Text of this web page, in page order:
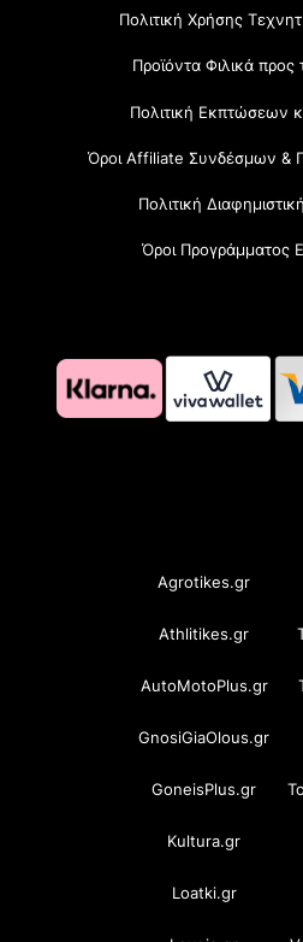
Πολιτική Χρήσης
Προϊόντα Φιλικά προς
Πολιτική Εκπτώσεων
Όροι Affiliate Συνδέσμων &
Πολιτική
Όροι Προγράμματος
Agrotikes.gr
Athlitikes.gr
AutoMotoPlus.gr
GnosiGiaOlous.gr
GoneisPlus.gr
Kultura.gr
Loatki.gr